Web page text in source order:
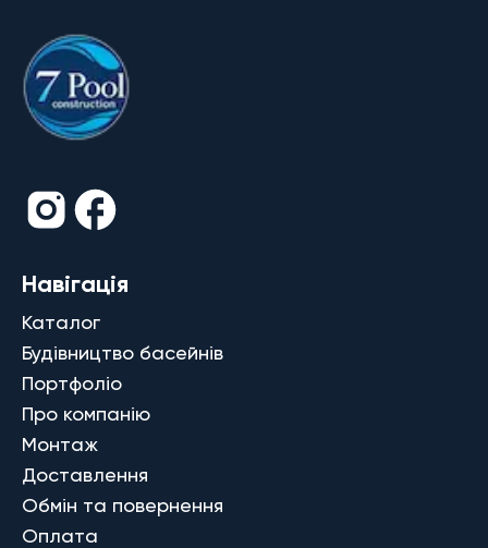
Навігація
Каталог
Будівництво басейнів
Портфоліо
Про компанію
Монтаж
Доставлення
Обмін та повернення
Оплата